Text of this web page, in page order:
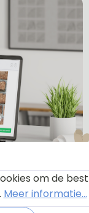
om de best
Meer informatie...